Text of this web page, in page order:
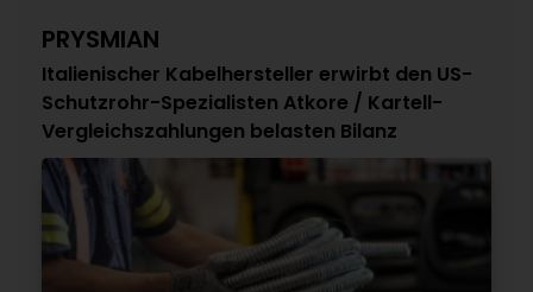
PRYSMIAN
Italienischer Kabelhersteller erwirbt den US-
Schutzrohr-Spezialisten Atkore / Kartell-
Vergleichszahlungen belasten Bilanz